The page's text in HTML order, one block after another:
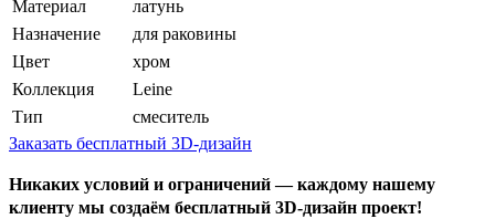
Материал
латунь
Назначение
для раковины
Цвет
хром
Коллекция
Leine
Тип
смеситель
Заказать бесплатный 3D-дизайн
Никаких условий и ограничений — каждому нашему
клиенту мы создаём бесплатный 3D-дизайн проект!